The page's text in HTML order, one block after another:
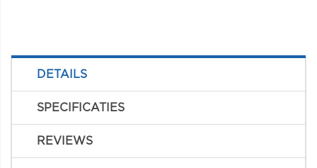
DETAILS
SPECIFICATIES
REVIEWS